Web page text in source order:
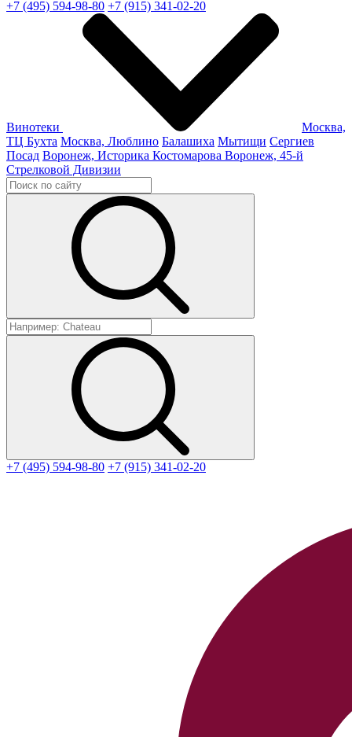
+7 (495) 594-98-80 +7 (915) 341-02-20
Винотеки
Москва,
ТЦ Бухта Москва, Люблино Балашиха Мытищи Сергиев
Посад Воронеж, Историка Костомарова Воронеж, 45-й
Стрелковой Дивизии
+7 (495) 594-98-80 +7 (915) 341-02-20